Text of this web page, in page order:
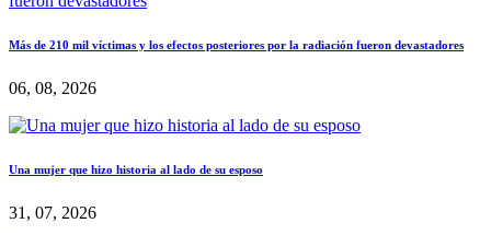
Más de 210 mil víctimas y los efectos posteriores por la radiación fueron devastadores
06, 08, 2026
Una mujer que hizo historia al lado de su esposo
31, 07, 2026